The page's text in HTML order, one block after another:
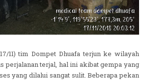
11) tim Dompet Dhuafa terjun ke wilayah
perjalanan terjal, hal ini akibat gempa yang
yang dilalui sangat sulit. Beberapa pekan